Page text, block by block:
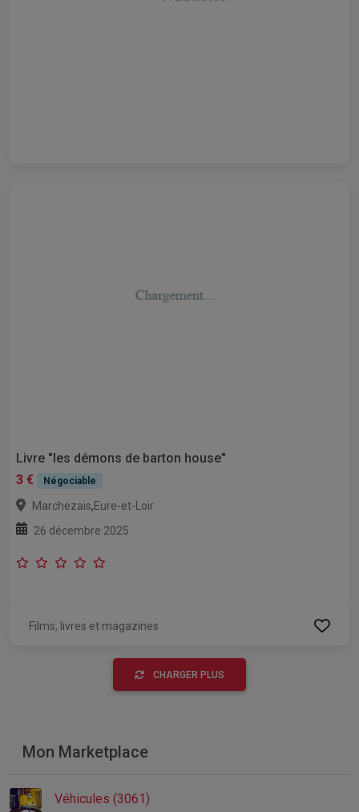
Livre "les démons de barton house"
3 €
Négociable
Marchezais,Eure-et-Loir
26 décembre 2025
Films, livres et magazines
CHARGER PLUS
Mon Marketplace
Véhicules (3061)